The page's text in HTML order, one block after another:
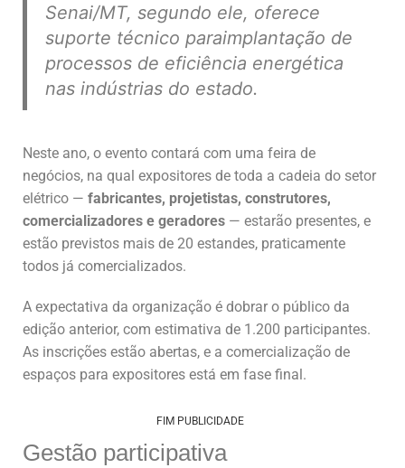
Senai/MT, segundo ele, oferece
suporte técnico paraimplantação de
processos de eficiência energética
nas indústrias do estado.
Neste ano, o evento contará com uma feira de
negócios, na qual expositores de toda a cadeia do setor
elétrico — fabricantes, projetistas, construtores,
comercializadores e geradores — estarão presentes, e
estão previstos mais de 20 estandes, praticamente
todos já comercializados.
A expectativa da organização é dobrar o público da
edição anterior, com estimativa de 1.200 participantes.
As inscrições estão abertas, e a comercialização de
espaços para expositores está em fase final.
FIM PUBLICIDADE
Gestão participativa